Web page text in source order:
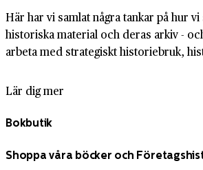
Här har vi samlat några tankar på hur
historiska material och deras arkiv -
arbeta med strategiskt historiebruk,
Lär dig mer
Bokbutik
Shoppa våra böcker och